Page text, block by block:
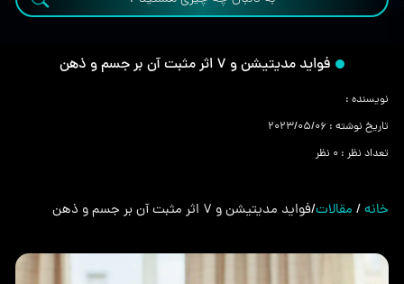
فواید مدیتیشن و 7 اثر مثبت آن بر جسم و ذهن
نویسنده :
تاریخ نوشته : 2023/05/06
تعداد نظر : 0 نظر
خانه/ مقالات/فواید مدیتیشن و 7 اثر مثبت آن بر جسم و ذهن